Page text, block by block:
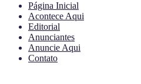
Página Inicial
Acontece Aqui
Editorial
Anunciantes
Anuncie Aqui
Contato